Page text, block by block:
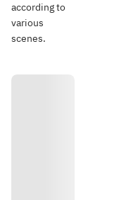
according to
various
scenes.